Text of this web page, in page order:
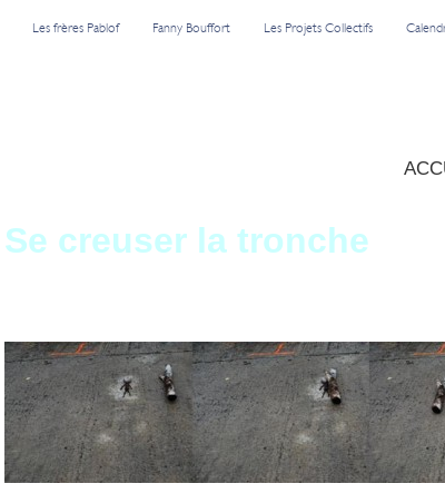
Les frères Pablof Fanny Bouffort Les Projets Collectifs
Se creu­ser la tronche